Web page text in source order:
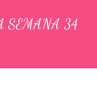
SEMANA 34